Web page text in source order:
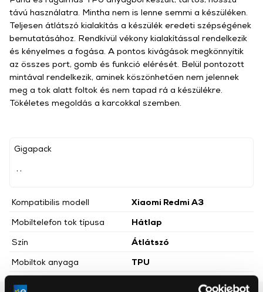
Gigapack
Kompatibilis modell
Xiaomi Redmi A3
Mobiltelefon tok típusa
Hátlap
Szín
Átlátszó
Mobiltok anyaga
TPU
távú használatra. Mintha nem is lenne semmi a készüléken.
Teljesen átlátszó kialakítás a készülék eredeti szépségének
bemutatásához. Rendkívül vékony kialakítással rendelkezik
és kényelmes a fogása. A pontos kivágások megkönnyítik
az összes port, gomb és funkció elérését. Belül pontozott
mintával rendelkezik, aminek köszönhetően nem jelennek
meg a tok alatt foltok és nem tapad rá a készülékre.
Tökéletes megoldás a karcokkal szemben.